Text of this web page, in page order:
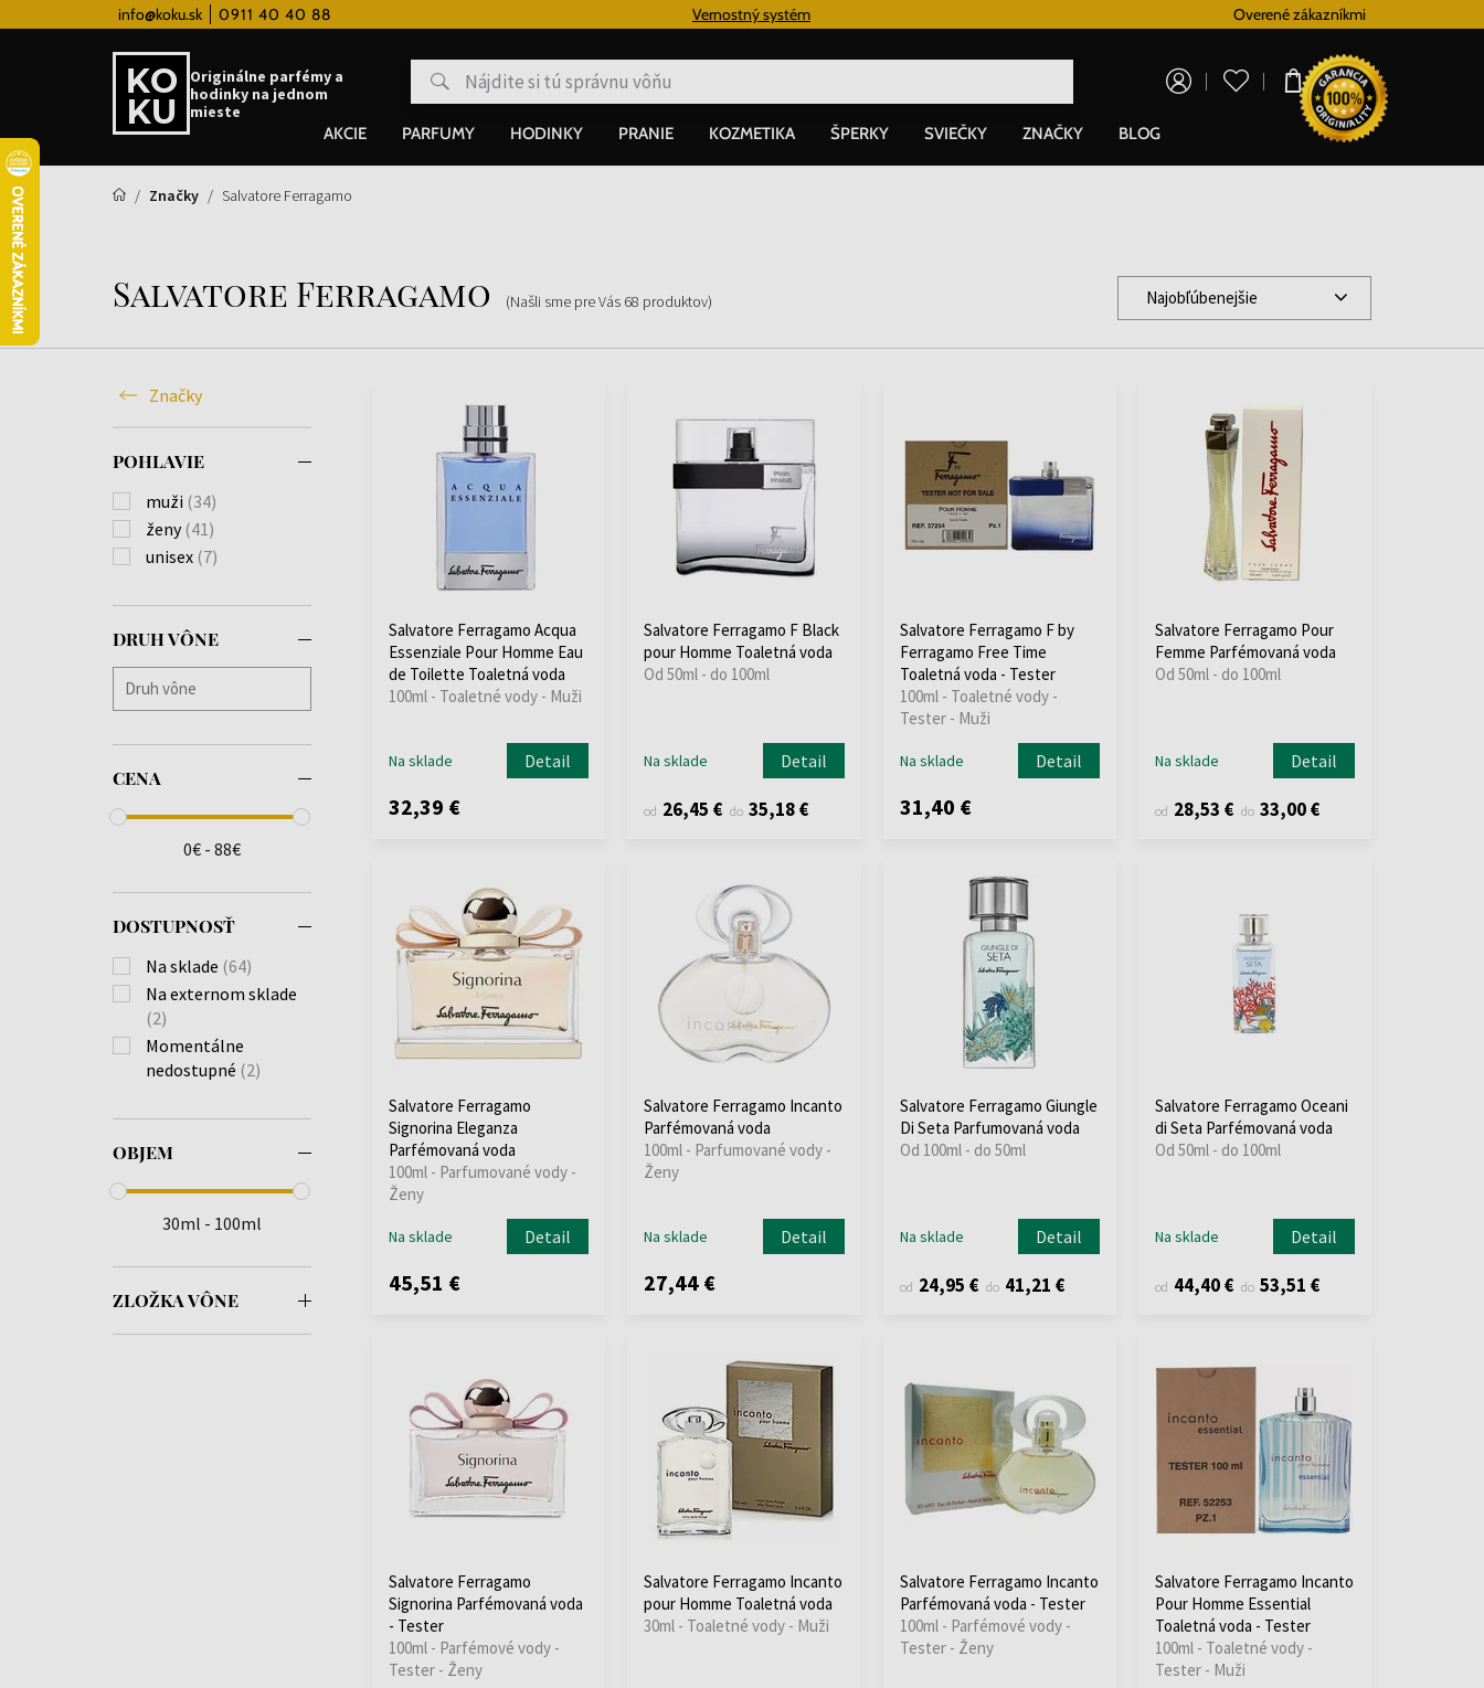
info@koku.sk 0911 40 40 88
Doprava zadarmo pre všetky hodinky od 80€ Vernostný systém Doprava zadarmo pre všetky hodinky od 80€Overené zákazníkmi
Originálne parfémy a
hodinky na jednom
mieste
0,00 €
AKCIE PARFUMY HODINKY PRANIE KOZMETIKA ŠPERKY SVIEČKY ZNAČKY BLOG
Značky Salvatore Ferragamo
Salvatore Ferragamo (Našli sme pre Vás 68 produktov) Najobľúbenejšie
Značky
POHLAVIE
muži (34)
ženy(41)
unisex (7)
DRUH VÔNE
CENA
0€ - 88€
DOSTUPNOSŤ
Na sklade (64)
Na externom sklade
(2)
Momentálne
nedostupné (2)
OBJEM
30ml - 100ml
ZLOŽKA VÔNE
Salvatore Ferragamo Acqua
Essenziale Pour Homme Eau
de Toilette Toaletná voda
100ml - Toaletné vody - Muži
Na sklade Detail
32,39 €
Salvatore Ferragamo F Black
pour Homme Toaletná voda
Od 50ml - do 100ml
Na sklade Detail
od 26,45 € do 35,18 €
Salvatore Ferragamo F by
Ferragamo Free Time
Toaletná voda - Tester
100ml - Toaletné vody -
Tester - Muži
Na sklade Detail
31,40 €
Salvatore Ferragamo Pour
Femme Parfémovaná voda
Od 50ml - do 100ml
Na sklade Detail
od 28,53 € do 33,00 €
Salvatore Ferragamo
Signorina Eleganza
Parfémovaná voda
100ml - Parfumované vody -
Ženy
Na sklade Detail
45,51 €
Salvatore Ferragamo Incanto
Parfémovaná voda
100ml - Parfumované vody -
Ženy
Na sklade Detail
27,44 €
Salvatore Ferragamo Giungle
Di Seta Parfumovaná voda
Od 100ml - do 50ml
Na sklade Detail
od 24,95 € do 41,21 €
Salvatore Ferragamo Oceani
di Seta Parfémovaná voda
Od 50ml - do 100ml
Na sklade Detail
od 44,40 € do 53,51 €
Salvatore Ferragamo
Signorina Parfémovaná voda
- Tester
100ml - Parfémové vody -
Tester - Ženy
Salvatore Ferragamo Incanto
pour Homme Toaletná voda
30ml - Toaletné vody - Muži
Salvatore Ferragamo Incanto
Parfémovaná voda - Tester
100ml - Parfémové vody -
Tester - Ženy
Salvatore Ferragamo Incanto
Pour Homme Essential
Toaletná voda - Tester
100ml - Toaletné vody -
Tester - Muži